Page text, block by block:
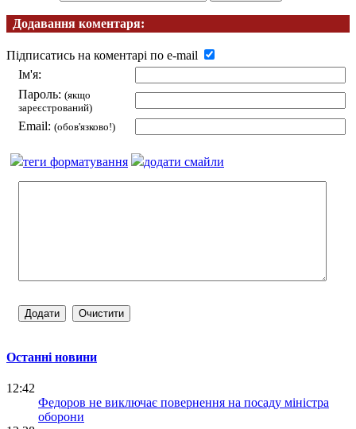
Додавання коментаря:
Підписатись на коментарі по e-mail
Ім'я:
Пароль: (якщо
зареєстрований)
Email: (обов'язково!)
теги форматування додати смайли
Останні новини
12:42
Федоров не виключає повернення на посаду міністра
оборони